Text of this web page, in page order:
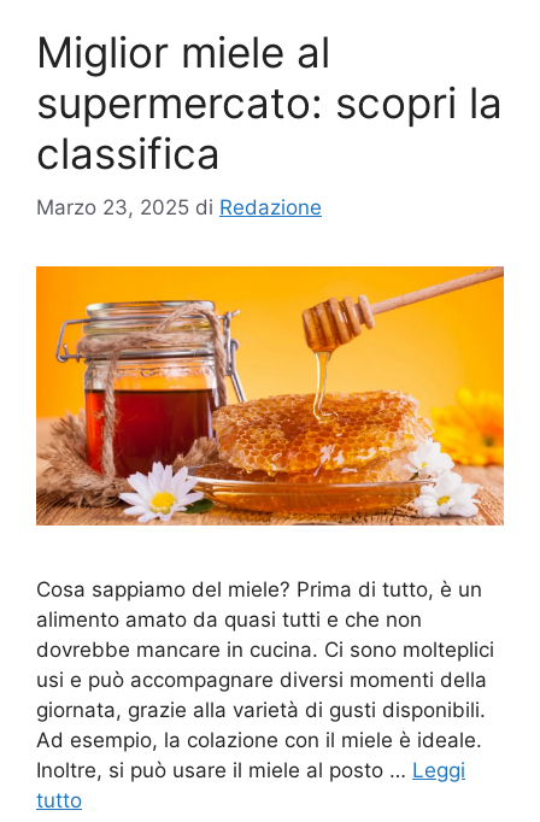
Miglior miele al
supermercato: scopri la
classifica
Marzo 23, 2025 di Redazione
Cosa sappiamo del miele? Prima di tutto, è un
alimento amato da quasi tutti e che non
dovrebbe mancare in cucina. Ci sono molteplici
usi e può accompagnare diversi momenti della
giornata, grazie alla varietà di gusti disponibili.
Ad esempio, la colazione con il miele è ideale.
Inoltre, si può usare il miele al posto … Leggi
tutto